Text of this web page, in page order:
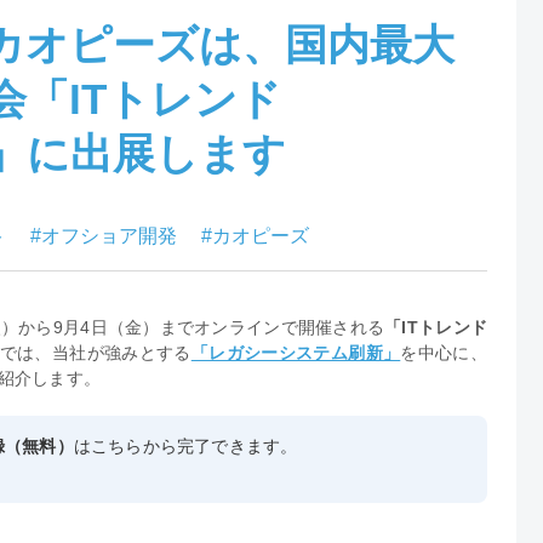
オピーズは、国内最大
「ITトレンド
に出展します
#オフショア開発 #カオピーズ
から9月4日（金）までオンラインで開催される
「ITトレンド
は、当社が強みとする
「レガシーシステム刷新」 を中心に、
介します。
無料） はこちらから完了できます。